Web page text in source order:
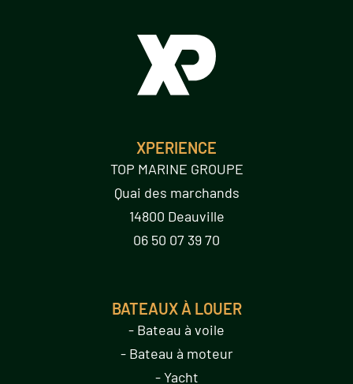
XPERIENCE
TOP MARINE GROUPE
Quai des marchands
14800 Deauville
06 50 07 39 70
BATEAUX À LOUER
- Bateau à voile
- Bateau à moteur
- Yacht